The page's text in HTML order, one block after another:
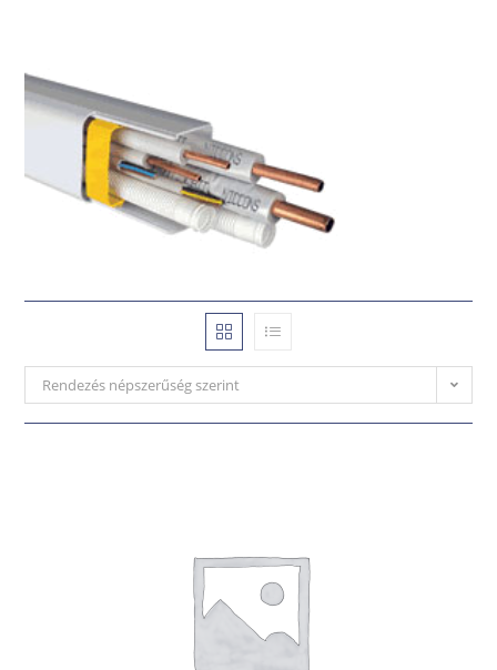
Rendezés népszerűség szerint